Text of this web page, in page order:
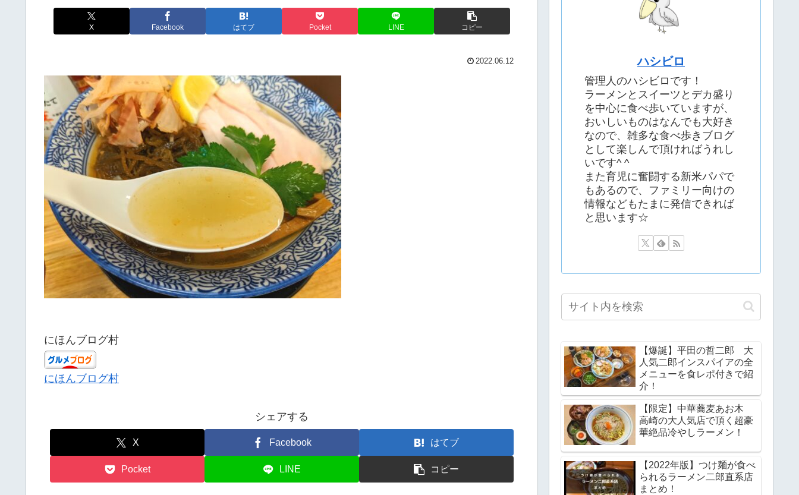
X Facebook はてブ Pocket LINE コピー
2022.06.12
にほんブログ村
にほんブログ村
シェアする
X Facebook はてブ
Pocket LINE コピー
ハシビロ
管理人のハシビロです！
ラーメンとスイーツとデカ盛り
を中心に食べ歩いていますが、
おいしいものはなんでも大好き
なので、雑多な食べ歩きブログ
として楽しんで頂ければうれし
いです^ ^
また育児に奮闘する新米パパで
もあるので、ファミリー向けの
情報などもたまに発信できれば
と思います☆
【爆誕】平田の哲二郎 大
人気二郎インスパイアの全
メニューを食レポ付きで紹
介！
【限定】中華蕎麦あお木
高崎の大人気店で頂く超豪
華絶品冷やしラーメン！
【2022年版】つけ麺が食べ
られるラーメン二郎直系店
まとめ！